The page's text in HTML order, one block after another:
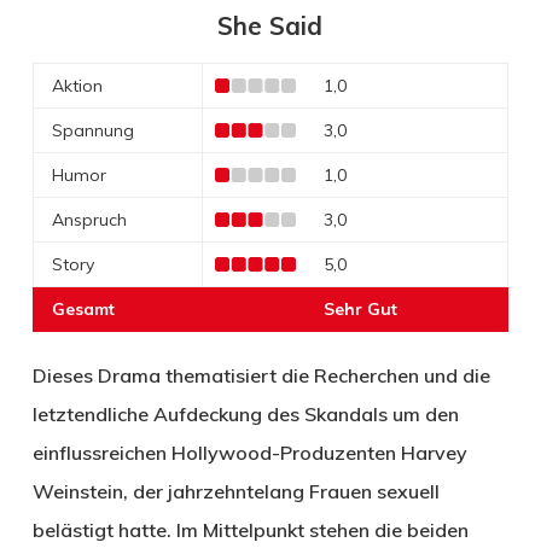
She Said
Aktion 1,0
Spannung 3,0
Humor 1,0
Anspruch 3,0
Story 5,0
Gesamt Sehr Gut
Dieses Drama thematisiert die Recherchen und die
letztendliche Aufdeckung des Skandals um den
einflussreichen Hollywood-Produzenten Harvey
Weinstein, der jahrzehntelang Frauen sexuell
belästigt hatte. Im Mittelpunkt stehen die beiden